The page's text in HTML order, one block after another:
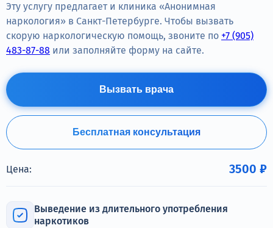
Цены
Терапия
Круглосуточно, анонимно
+7 (905) 483-87-88
Адрес call-центра
Эту услугу предлагает и клиника «Анонимная
наркология» в Санкт-Петербурге. Чтобы вызвать
скорую наркологическую помощь, звоните по +7 (905)
483-87-88 или заполняйте форму на сайте.
Вызвать врача
Бесплатная консультация
Цена: 3500 ₽
Выведение из длительного употребления
наркотиков